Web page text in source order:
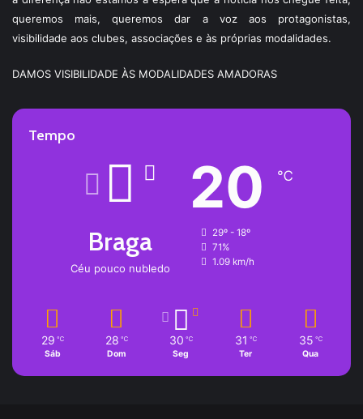
queremos mais, queremos dar a voz aos protagonistas,
visibilidade aos clubes, associações e às próprias modalidades.
DAMOS VISIBILIDADE ÀS MODALIDADES AMADORAS
Tempo
Braga
Céu pouco nubledo
20 ℃
29º - 18º
71%
1.09 km/h
29 ℃
Sáb
28 ℃
Dom
30 ℃
Seg
31 ℃
Ter
35 ℃
Qua